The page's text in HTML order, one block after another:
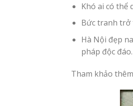
Khó ai có thể
Bức tranh trở
Hà Nội đẹp
pháp độc đáo.
Tham khảo thêm